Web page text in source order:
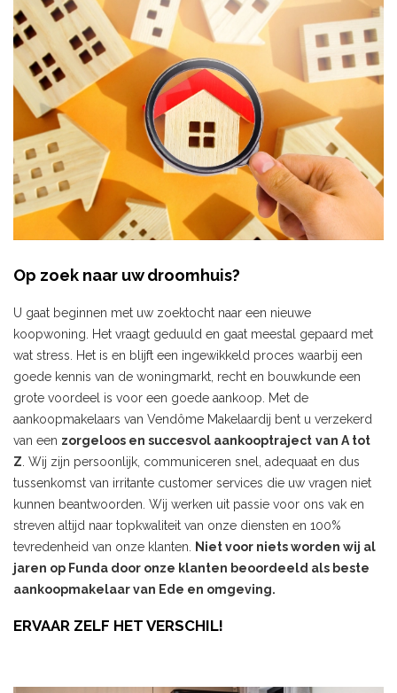
Op zoek naar uw droomhuis?
U gaat beginnen met uw zoektocht naar een nieuwe
koopwoning. Het vraagt geduuld en gaat meestal gepaard met
wat stress. Het is en blijft een ingewikkeld proces waarbij een
goede kennis van de woningmarkt, recht en bouwkunde een
grote voordeel is voor een goede aankoop. Met de
aankoopmakelaars van Vendôme Makelaardij bent u verzekerd
van een zorgeloos en succesvol aankooptraject van A tot
Z. Wij zijn persoonlijk, communiceren snel, adequaat en dus
tussenkomst van irritante customer services die uw vragen niet
kunnen beantwoorden. Wij werken uit passie voor ons vak en
streven altijd naar topkwaliteit van onze diensten en 100%
tevredenheid van onze klanten. Niet voor niets worden wij al
jaren op Funda door onze klanten beoordeeld als beste
aankoopmakelaar van Ede en omgeving.
ERVAAR ZELF HET VERSCHIL!